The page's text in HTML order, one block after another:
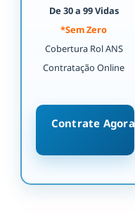
De 30 a 99 Vidas
*Sem Zero
Cobertura Rol ANS
Contratação Online
Contrate Agora